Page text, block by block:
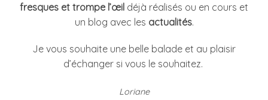
fresques et trompe l’œil déjà réalisés ou en cours et
un blog avec les actualités.
Je vous souhaite une belle balade et au plaisir
d’échanger si vous le souhaitez.
Loriane